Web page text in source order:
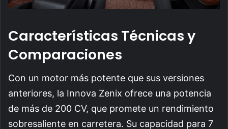
Características Técnicas y
Comparaciones
Con un motor más potente que sus versiones
anteriores, la Innova Zenix ofrece una potencia
de más de 200 CV, que promete un rendimiento
sobresaliente en carretera. Su capacidad para 7